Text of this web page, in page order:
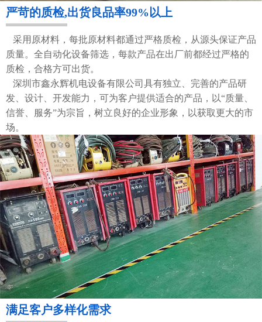
严苛的质检,出货良品率99%以上
采用原材料，每批原材料都通过严格质检，从源头保证产品
质量。全自动化设备筛选，每款产品在出厂前都经过严格的
质检，合格方可出货。
深圳市鑫永辉机电设备有限公司具有独立、完善的产品研
发、设计、开发能力，可为客户提供适合的产品，以“质量、
信誉、服务”为宗旨，树立良好的企业形象，以获取更大的市
场。
满足客户多样化需求